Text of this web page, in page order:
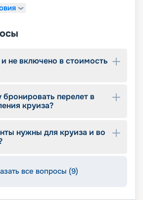
не включено в стоимость
перелет в
круиза?
нужны для круиза и во
все вопросы (9)